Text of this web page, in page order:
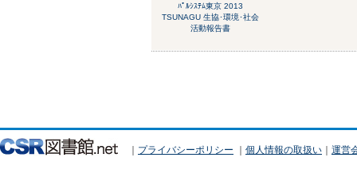
ﾊﾟﾙｼｽﾃﾑ東京 2013
TSUNAGU 生協･環境･社会
活動報告書
｜ プライバシーポリシー ｜ 個人情報の取扱い ｜ 運営